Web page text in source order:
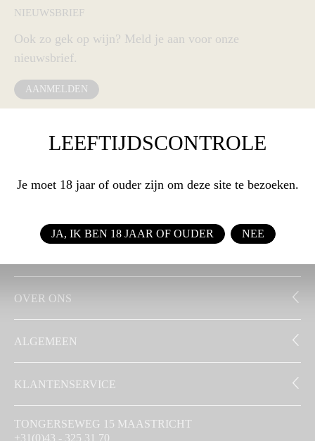
NIEUWSBRIEF
Ook zo gek op wijn? Meld je aan voor onze
nieuwsbrief.
AANMELDEN
OVER ONS
ALGEMEEN
KLANTENSERVICE
TONGERSEWEG 15 MAASTRICHT
+31(0)43 - 325 31 70
LEEFTIJDSCONTROLE
Je moet 18 jaar of ouder zijn om deze site te bezoeken.
JA, IK BEN 18 JAAR OF OUDER NEE